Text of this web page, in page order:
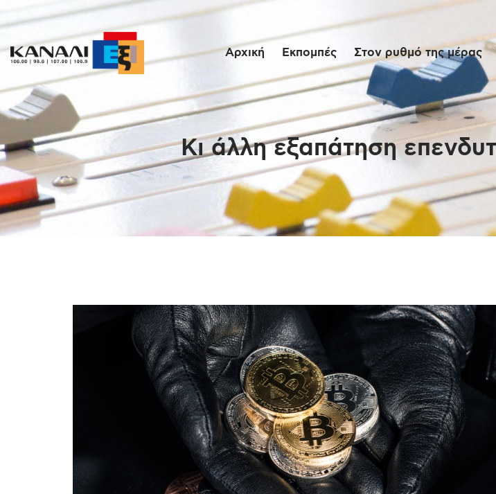
Αρχική Εκπομπές Στον ρυθμό της μέρας
Κι άλλη εξαπάτηση
Αρχική
Εκπομπές
Στον ρυθμό της
μέρας
Ένθετα
Διαγωνισμοί/
Επικοινωνία